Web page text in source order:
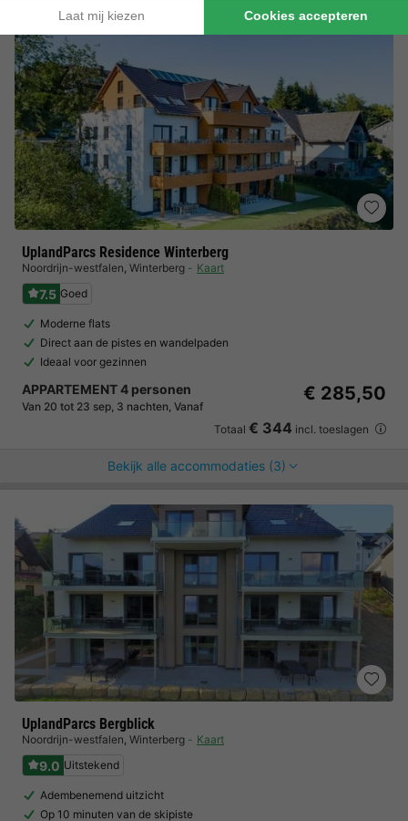
UplandParcs Residence Winterberg
Noordrijn-westfalen, Winterberg Kaart
7.5 Goed
Moderne flats
Direct aan de pistes en wandelpaden
Ideaal voor gezinnen
APPARTEMENT 4 personen
Van 20 tot 23 sep, 3 nachten, Vanaf
€ 285,50
Totaal € 344 incl. toeslagen
Bekijk alle accommodaties (3)
UplandParcs Bergblick
Noordrijn-westfalen, Winterberg Kaart
9.0 Uitstekend
Adembenemend uitzicht
Op 10 minuten van de skipiste